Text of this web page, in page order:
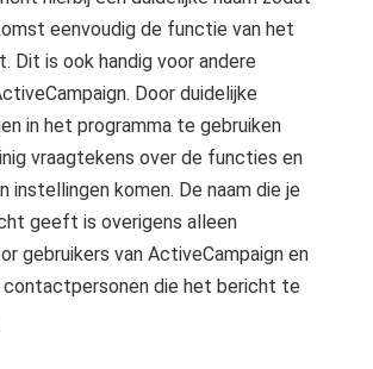
eenvoudig de functie van het
Dit is ook handig voor andere
Door duidelijke
in het programma te gebruiken
vraagtekens over de functies en
instellingen komen. De naam die je
geeft is overigens alleen
gebruikers van ActiveCampaign en
die het bericht te